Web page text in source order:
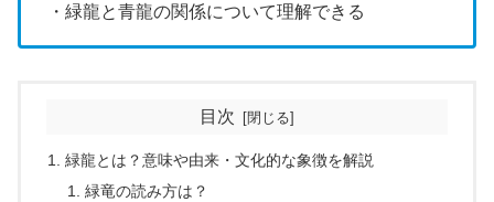
・緑龍と青龍の関係について理解できる
目次
緑龍とは？意味や由来・文化的な象徴を解説
緑竜の読み方は？